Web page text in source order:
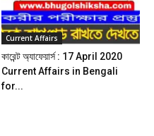
Current Affairs
কারেন্ট অ্যাফেয়ার্স : 17 April 2020
Current Affairs in Bengali
for...